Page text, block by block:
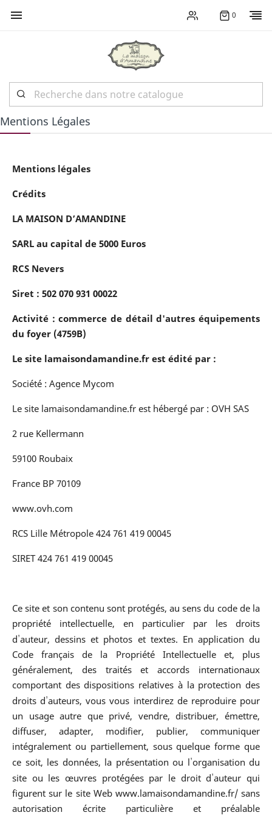
 0
Mentions Légales
Mentions légales
Crédits
LA MAISON D’AMANDINE
SARL au capital de 5000 Euros
RCS Nevers
Siret : 502 070 931 00022
Activité : commerce de détail d'autres équipements
du foyer (4759B)
Le site lamaisondamandine.fr est édité par :
Société : Agence Mycom
Le site lamaisondamandine.fr est hébergé par : OVH SAS
2 rue Kellermann
59100 Roubaix
France BP 70109
www.ovh.com
RCS Lille Métropole 424 761 419 00045
SIRET 424 761 419 00045
Ce site et son contenu sont protégés, au sens du code de la
propriété intellectuelle, en particulier par les droits
d’auteur, dessins et photos et textes. En application du
Code français de la Propriété Intellectuelle et, plus
généralement, des traités et accords internationaux
comportant des dispositions relatives à la protection des
droits d’auteurs, vous vous interdirez de reproduire pour
un usage autre que privé, vendre, distribuer, émettre,
diffuser, adapter, modifier, publier, communiquer
intégralement ou partiellement, sous quelque forme que
ce soit, les données, la présentation ou l’organisation du
site ou les œuvres protégées par le droit d’auteur qui
figurent sur le site Web www.lamaisondamandine.fr/ sans
autorisation écrite particulière et préalable